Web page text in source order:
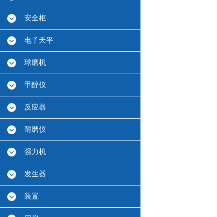
安全柜
电子天平
球磨机
甲醇仪
反应器
耐磨仪
强力机
发生器
装置